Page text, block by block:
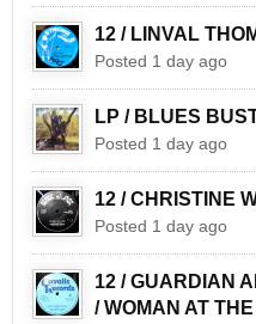
12 / LINVAL
Posted 1 day ago
LP / BLUES
Posted 1 day ago
12 / CHRISTINE
Posted 1 day ago
12 / GUARDIAN
/ WOMAN AT